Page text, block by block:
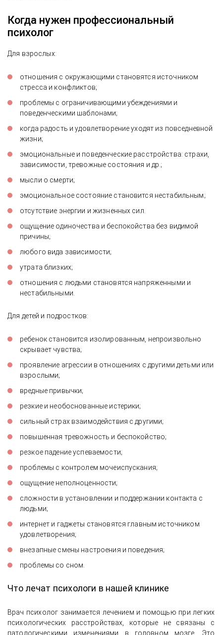
Когда нужен профессиональный
психолог
Для взрослых:
отношения с окружающими становятся источником
стресса и конфликтов;
проблемы с ограничивающими убеждениями и
поведенческими шаблонами;
когда радость и удовлетворение уходят из повседневной
жизни;
эмоциональные и поведенческие расстройства: страхи,
зависимости, тревожные состояния и др.;
мысли о смерти;
эмоциональное состояние становится нестабильным;
отсутствие энергии и жизненных сил.
ощущение одиночества и беспокойства без видимой
причины;
любого вида зависимости;
утрата близких;
отношения с людьми становятся напряженными и
нестабильными.
Для детей и подростков:
ребенок становится изолированным, непроизвольно
скрывает чувства;
проявление агрессии в отношениях с другими детьми или
взрослыми;
вредные привычки;
резкие и необоснованные истерики;
сильный страх взаимодействия с другими;
повышенная тревожность и беспокойство;
резкое падение успеваемости;
проблемы с контролем мочеиспускания;
ощущение неполноценности;
сложности в установлении и поддержании контакта с
людьми;
интернет и гаджеты становятся главным источником
удовлетворения;
внезапные смены настроения и поведения;
проблемы со сном.
Что лечат психологи в нашей клинике
Врач психолог занимается лечением и помощью при легких
психологических расстройствах, которые не связаны с
патологическими изменениями в головном мозге. Это